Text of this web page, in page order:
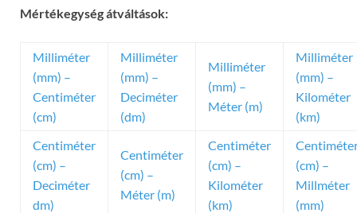
Mértékegység átváltások:
Milliméter
(mm) –
Centiméter
(cm)
Milliméter
(mm) –
Deciméter
(dm)
Milliméter
(mm) –
Méter (m)
Milliméter
(mm) –
Kilométer
(km)
Centiméter
(cm) –
Deciméter
dm)
Centiméter
(cm) –
Méter (m)
Centiméter
(cm) –
Kilométer
(km)
(cm) –
Millméter
(mm)